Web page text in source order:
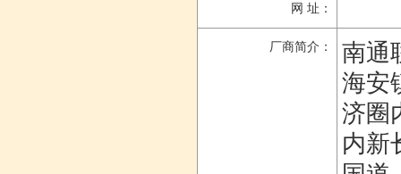
网 址：
厂商简介：
南通
海安
济圈
内新